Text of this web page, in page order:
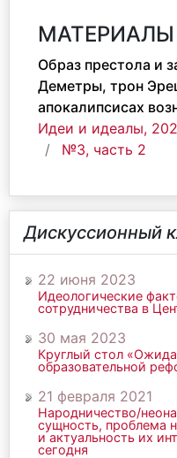
МАТЕРИАЛЫ
Образ престола и
Деметры, трон
апокалипсисах
Идеи и идеалы,
№3, часть 2
Дискуссионный
22 июня 2023
Идеологические
сотрудничества в
30 мая 2023
Круглый стол
образовательной
21 февраля 2021
Народничество/
сущность, проблема
и актуальность их
сегодня